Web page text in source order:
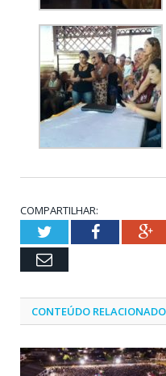
COMPARTILHAR:
TwitterFacebook
Email
CONTEÚDO RELACIONADO